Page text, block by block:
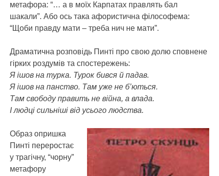
метафора: “… а в моїх Карпатах правлять бал
шакали”. Або ось така афористична філософема:
“Щоби правду мати – треба нич не мати”.
Драматична розповідь Пинті про свою долю сповнене
гірких роздумів та спостережень:
Я ішов на турка. Турок бився й падав.
Я ішов на панство. Там уже не б’ються.
Там свободу править не війна, а влада.
І людці сильніші від усього людства.
Образ опришка
Пинті переростає
у трагічну, “чорну”
метафору